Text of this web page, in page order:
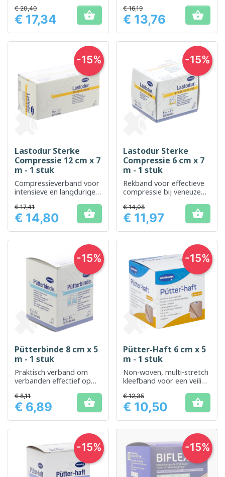
bescherming van
gewrichten en spieren
Prijs
€ 20,40
€ 17,34  Prijs
€ 16,19
€ 13,76 
Lastodur Sterke
Compressie 12 cm x 7
m - 1 stuk
Compressieverband voor
intensieve en langdurige
Prijs
€ 17,41
€ 14,80 
-15%
Lastodur Sterke
Compressie 6 cm x 7
m - 1 stuk
Rekband voor effectieve
compressie bij veneuze
Prijs
€ 14,08
€ 11,97 
-15%
Pütterbinde 8 cm x 5
m - 1 stuk
Praktisch verband om
verbanden effectief op
Prijs
€ 8,11
€ 6,89 
-15%
Pütter-Haft 6 cm x 5
m - 1 stuk
Non-woven, multi-stretch
kleefband voor een veilige
Prijs
€ 12,35
€ 10,50 
-15%
-15% -15%